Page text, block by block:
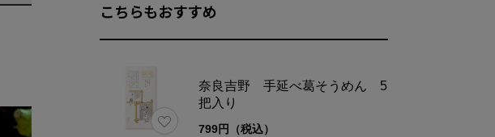
商品名
素麺のための夏野菜
つゆ とうもろこし
こちらもおすすめ
奈良吉野 手延べ葛そうめん 5
把入り
799円（税込）